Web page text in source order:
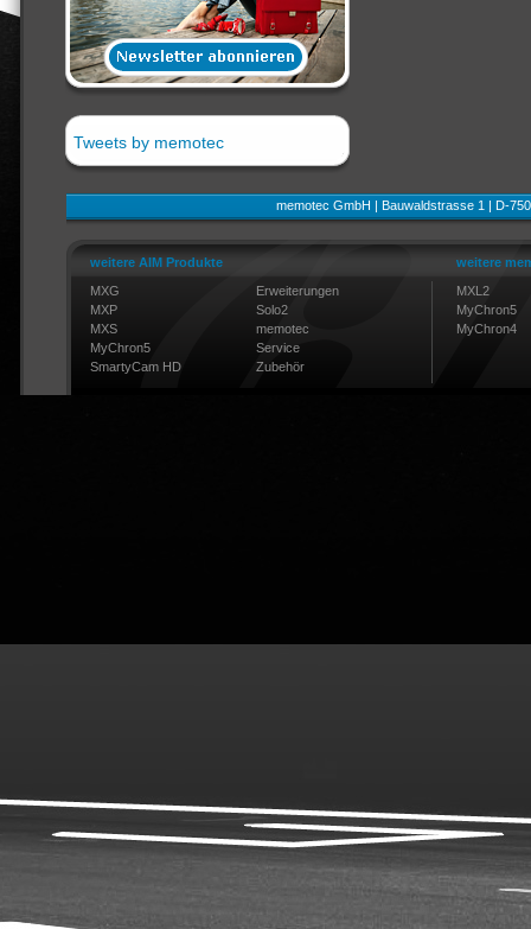
Tweets by memotec
memotec GmbH | Bauwaldstrasse 1 | D-
weitere AIM Produkte
MXG
Erweiterungen
MXP
Solo2
MXS
memotec
MyChron5
Service
SmartyCam HD
Zubehör
weitere
MXL2
MyChron5
MyChron4